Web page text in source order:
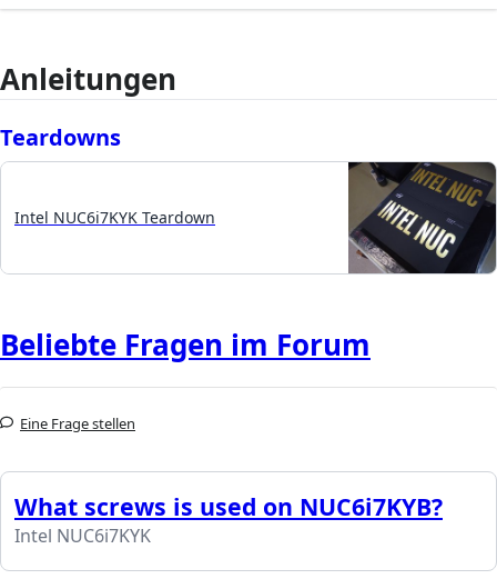
Anleitungen
Teardowns
Intel NUC6i7KYK Teardown
Beliebte Fragen im Forum
Eine Frage stellen
What screws is used on NUC6i7KYB?
Intel NUC6i7KYK